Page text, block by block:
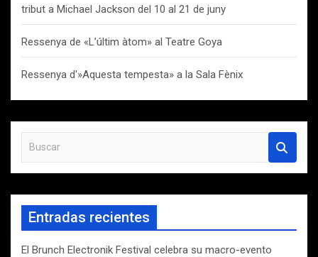
tribut a Michael Jackson del 10 al 21 de juny
Ressenya de «L’últim àtom» al Teatre Goya
Ressenya d'»Aquesta tempesta» a la Sala Fènix
s
c
r
Entradas recientes
El Brunch Electronik Festival celebra su macro-evento